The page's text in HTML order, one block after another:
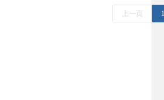
上一页 1